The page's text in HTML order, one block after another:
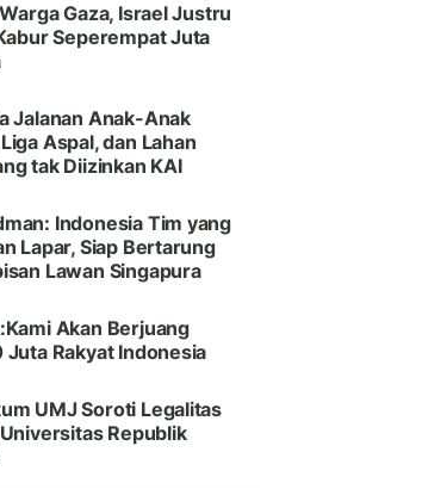
Gaza, Israel Justru
Seperempat Juta
Jalanan Anak-Anak
Aspal, dan Lahan
tak Diizinkan KAI
Indonesia Tim yang
Lapar, Siap Bertarung
Lawan Singapura
Akan Berjuang
Rakyat Indonesia
UMJ Soroti Legalitas
Republik